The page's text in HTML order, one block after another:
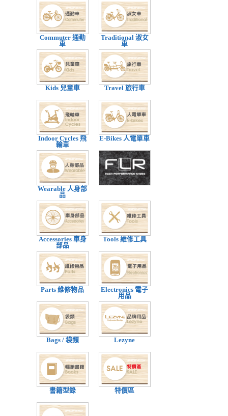
Commuter 通勤
車
Traditional 淑女
車
Kids 兒童車 Travel 旅行車
Indoor Cycles 飛
輪車
E-Bikes 人電單車
Wearable 人身部
品
Accessories 車身
部品
Tools 維修工具
Parts 維修物品
Electronics 電子
用品
Bags / 袋類 Lezyne
書籍型錄 特價區